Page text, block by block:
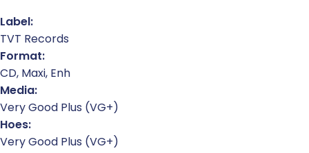
Label:
TVT Records
Format:
CD, Maxi, Enh
Media:
Very Good Plus (VG+)
Hoes:
Very Good Plus (VG+)